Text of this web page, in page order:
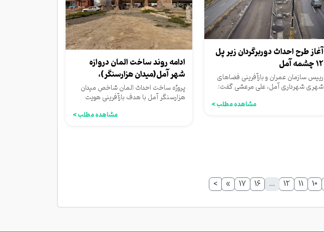
آغاز طرح احداث دوربرگردان زیر پل
۱۲ چشمه آمل
رییس سازمان عمران و بازآفرینی فضاهای
شهری شهرداری آمل، علی مرعشی گفت:
مشاهده مطلب >
ادامه روند ساخت المان دروازه
شهر آمل(میدان هزارسنگر)،
جلوه‌ای تازه...
پروژه ساخت احداث المان شاخص میدان
هزارسنگر آمل با هدف بازآفرینی هویت
مشاهده مطلب >
10
11
12
...
16
17
»
>